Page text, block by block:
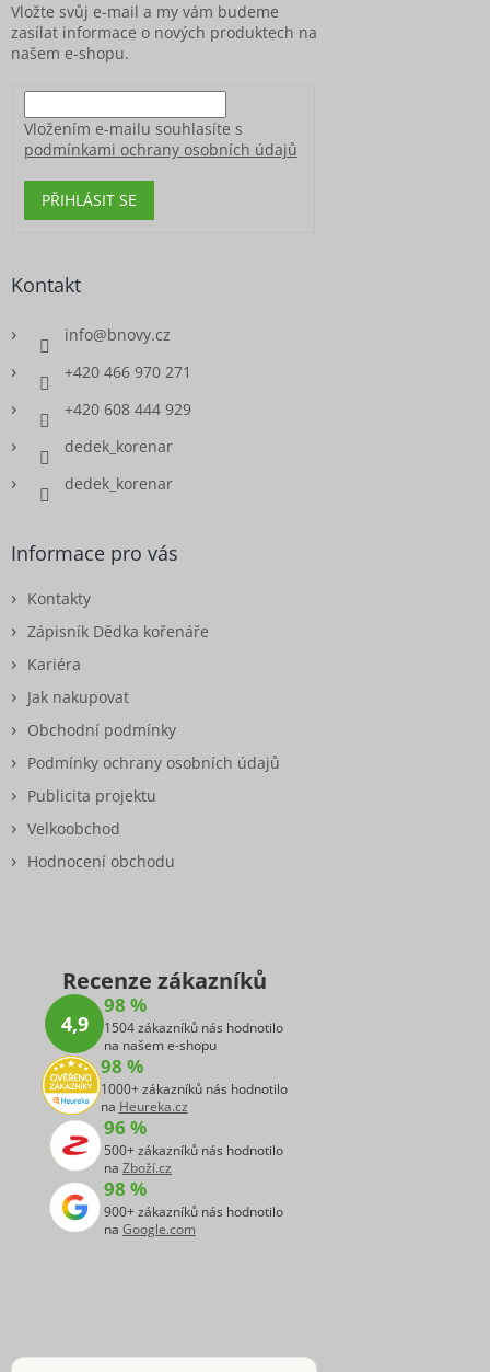
Vložte svůj e-mail a my vám budeme
zasílat informace o nových produktech na
našem e-shopu.
Vložením e-mailu souhlasíte s
podmínkami ochrany osobních údajů
PŘIHLÁSIT SE
Kontakt
info@bnovy.cz
+420 466 970 271
+420 608 444 929
dedek_korenar
dedek_korenar
Informace pro vás
Kontakty
Zápisník Dědka kořenáře
Kariéra
Jak nakupovat
Obchodní podmínky
Podmínky ochrany osobních údajů
Publicita projektu
Velkoobchod
Hodnocení obchodu
Recenze zákazníků
4,9
98 %
1504 zákazníků nás hodnotilo
na našem e-shopu
98 %
1000+ zákazníků nás hodnotilo
na Heureka.cz
96 %
500+ zákazníků nás hodnotilo
na Zboží.cz
98 %
900+ zákazníků nás hodnotilo
na Google.com